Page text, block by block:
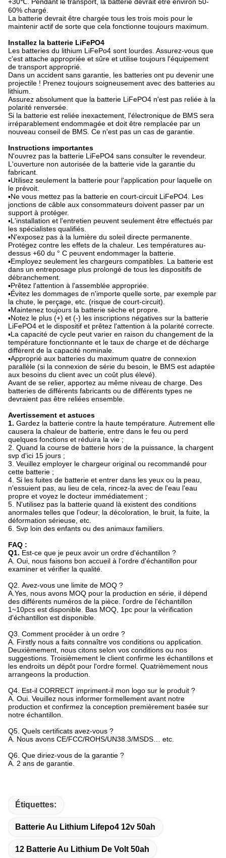
60% chargé.
La batterie devrait être chargée tous les trois mois pour le
maintenir actif de sorte que cela fonctionne toujours maximum.
Installez la batterie LiFePO4
Les batteries du lithium LiFePo4 sont lourdes. Assurez-vous que
c'est attache appropriée et sûre et utilise toujours l'équipement
de transport approprié.
Dans un accident sans garantie, les batteries ont pu devenir une
projectile ! Prenez toujours soigneusement avec des batteries au
lithium.
Assurez absolument que la batterie LiFePO4 n'est pas reliée à la
polarité renversée.
Si la batterie est reliée inexactement, l'électronique de BMS sera
irréparablement endommagée et doit être remplacée par un
nouveau conseil de BMS. Ce n'est pas un cas de garantie.
Instructions importantes
N'ouvrez pas la batterie LiFePO4 sans consulter le revendeur.
L'ouverture non autorisée de la batterie vide la garantie du
fabricant.
▪Utilisez seulement la batterie pour l'application pour laquelle on
le prévoit.
▪Ne vous mettez pas la batterie en court-circuit LiFePO4. Les
jonctions de câble aux consommateurs doivent passer par un
support à protéger.
▪L'installation et l'entretien peuvent seulement être effectués par
les spécialistes qualifiés.
▪N'exposez pas à la lumière du soleil directe permanente.
Protégez contre les effets de la chaleur. Les températures au-
dessus +60 du ° C peuvent endommager la batterie.
▪Employez seulement les chargeurs compatibles. La batterie est
dans un entreposage plus prolongé de tous les dispositifs de
débranchement.
▪Prêtez l'attention à l'assemblée appropriée.
▪Évitez les dommages de n'importe quelle sorte, par exemple par
la chute, le perçage, etc. (risque de court-circuit).
▪Maintenez toujours la batterie sèche et propre.
▪Notez le plus (+) et (-) les inscriptions négatives sur la batterie
LiFePO4 et le dispositif et prêtez l'attention à la polarité correcte.
▪La capacité de cycle peut varier en raison du changement de la
température fonctionnante et le taux de charge et de décharge
diffèrent de la capacité nominale.
▪Approprié aux batteries du maximum quatre de connexion
parallèle (si la connexion de série du besoin, le BMS est adaptée
aux besoins du client avec un coût plus élevé).
Avant de se relier, apportez au même niveau de charge. Des
batteries de différents fabricants ou de différents types ne
devraient pas être reliées ensemble.
Avertissement et astuces
1. Gardez la batterie contre la haute température. Autrement elle
causera la chaleur de batterie, entre dans le feu ou perd
quelques fonctions et réduira la vie ;
2. Quand la course de batterie hors de la puissance, la chargent
svp d'ici 15 jours ;
3. Veuillez employer le chargeur original ou recommandé pour
cette batterie ;
4. Si les fuites de batterie et entrer dans les yeux ou la peau,
n'essuient pas, au lieu de cela, rincez-la avec de l'eau l'eau
propre et voyez le docteur immédiatement ;
5. N'utilisez pas la batterie quand là existent des conditions
anormales telles que l'odeur, la décoloration, le bruit, la fuite, la
déformation sérieuse, etc.
6. Svp loin des enfants ou des animaux familiers.
FAQ :
Q1. Est-ce que je peux avoir un ordre d'échantillon ?
A. Oui, nous faisons bon accueil à l'ordre d'échantillon pour
examiner et vérifier la qualité.
Q2. Avez-vous une limite de MOQ ?
A.Yes, nous avons MOQ pour la production en série, il dépend
des différents numéros de la pièce. l'ordre de l'échantillon
1~10pcs est disponible. Bas MOQ, 1pc pour la vérification
d'échantillon est disponible.
Q3. Comment procéder à un ordre ?
A. Firstly nous a faits connaître vos conditions ou application.
Deuxièmement, nous citons selon vos conditions ou nos
suggestions. Troisièmement le client confirme les échantillons et
les endroits un dépôt pour l'ordre formel. Quatrièmement nous
arrangeons la production.
Q4. Est-il CORRECT impriment-il mon logo sur le produit ?
A. Oui. Veuillez nous informer formellement avant notre
production et confirmez la conception premièrement basée sur
notre échantillon.
Q5. Quels certificats avez-vous ?
A. Nous avons CE/FCC/ROHS/UN38.3/MSDS… etc.
Q6. Que diriez-vous de la garantie ?
A. 2 ans de garantie.
Étiquettes:
Batterie Au Lithium Lifepo4 12v 50ah
12 Batterie Au Lithium De Volt 50ah